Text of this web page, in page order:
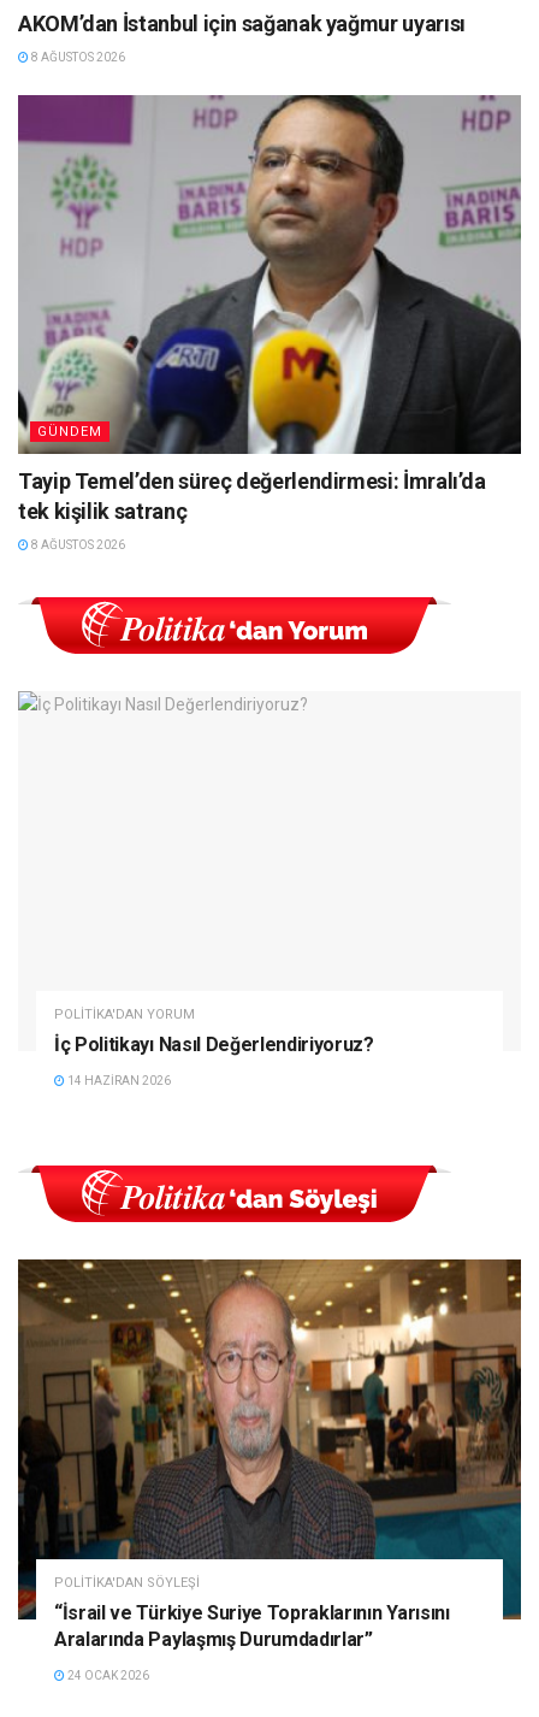
AKOM’dan İstanbul için sağanak yağmur uyarısı
8 AĞUSTOS 2026
GÜNDEM
Tayip Temel’den süreç değerlendirmesi: İmralı’da
tek kişilik satranç
8 AĞUSTOS 2026
POLITIKA'DAN YORUM
İç Politikayı Nasıl Değerlendiriyoruz?
14 HAZIRAN 2026
POLITIKA'DAN SÖYLEŞI
“İsrail ve Türkiye Suriye Topraklarının Yarısını
Aralarında Paylaşmış Durumdadırlar”
24 OCAK 2026